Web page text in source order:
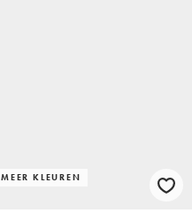
MEER KLEUREN